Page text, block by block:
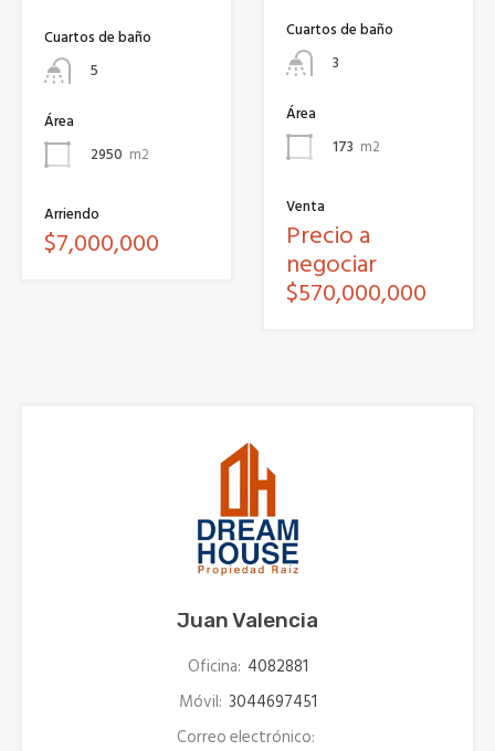
Cuartos de baño
5
Área
2950 m2
Arriendo
$7,000,000
Cuartos de baño
3
Área
173 m2
Venta
Precio a
negociar
$570,000,000
Juan Valencia
Oficina: 4082881
Móvil: 3044697451
Correo electrónico: